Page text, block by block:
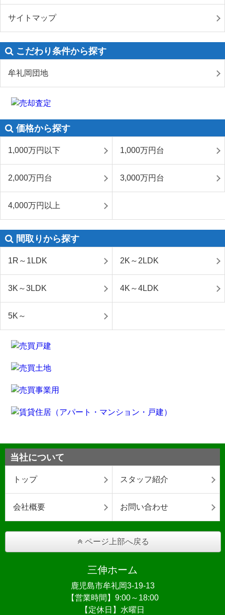
サイトマップ
こだわり条件から探す
牟礼岡団地
価格から探す
1,000万円以下 1,000万円台
2,000万円台 3,000万円台
4,000万円以上
間取りから探す
1R～1LDK 2K～2LDK
3K～3LDK 4K～4LDK
5K～
当社について
トップ スタッフ紹介
会社概要 お問い合わせ
ページ上部へ戻る
三伸ホーム
鹿児島市牟礼岡3-19-13
【営業時間】9:00～18:00
【定休日】水曜日